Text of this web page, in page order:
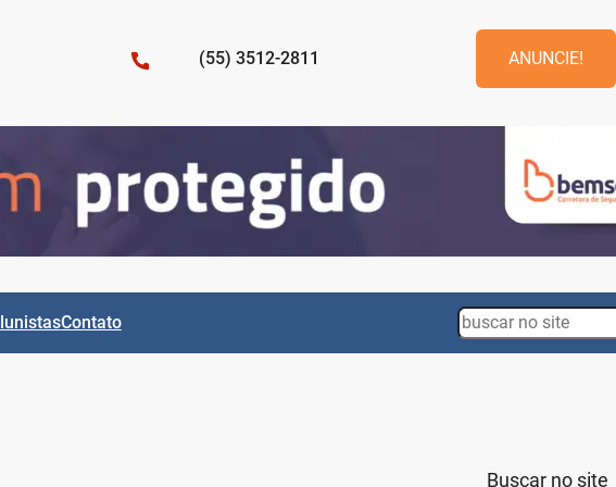
(55) 3512-2811 ANUNCIE!
Contato Search
Buscar no site